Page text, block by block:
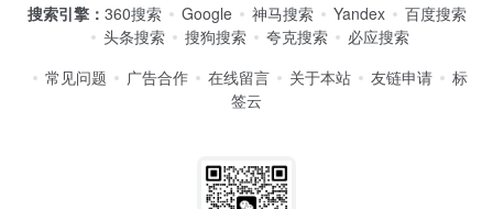
搜索引擎： 360搜索 Google 神马搜索 Yandex
百度搜索
头条搜索
搜狗搜索 夸克搜索
必应搜索
常见问题
广告合作 在线留言 关于本站 友链申请
标
签云